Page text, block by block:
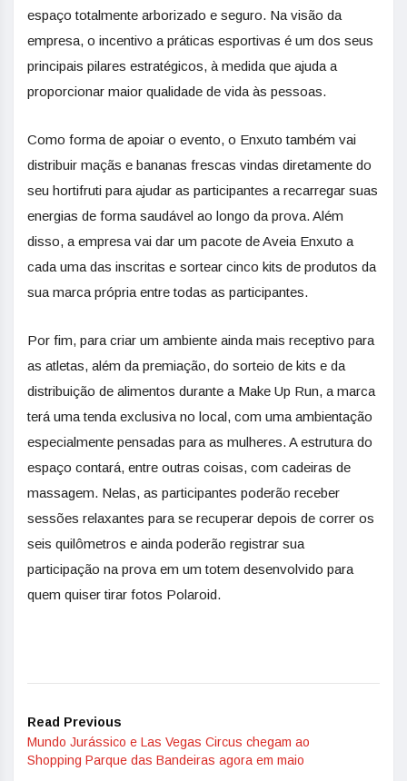
espaço totalmente arborizado e seguro. Na visão da
empresa, o incentivo a práticas esportivas é um dos seus
principais pilares estratégicos, à medida que ajuda a
proporcionar maior qualidade de vida às pessoas.
Como forma de apoiar o evento, o Enxuto também vai
distribuir maçãs e bananas frescas vindas diretamente do
seu hortifruti para ajudar as participantes a recarregar suas
energias de forma saudável ao longo da prova. Além
disso, a empresa vai dar um pacote de Aveia Enxuto a
cada uma das inscritas e sortear cinco kits de produtos da
sua marca própria entre todas as participantes.
Por fim, para criar um ambiente ainda mais receptivo para
as atletas, além da premiação, do sorteio de kits e da
distribuição de alimentos durante a Make Up Run, a marca
terá uma tenda exclusiva no local, com uma ambientação
especialmente pensadas para as mulheres. A estrutura do
espaço contará, entre outras coisas, com cadeiras de
massagem. Nelas, as participantes poderão receber
sessões relaxantes para se recuperar depois de correr os
seis quilômetros e ainda poderão registrar sua
participação na prova em um totem desenvolvido para
quem quiser tirar fotos Polaroid.
Read Previous
Mundo Jurássico e Las Vegas Circus chegam ao
Shopping Parque das Bandeiras agora em maio